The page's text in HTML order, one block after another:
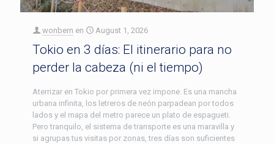
wonbern en August 1, 2026
Tokio en 3 días: El itinerario para no
perder la cabeza (ni el tiempo)
Aterrizar en Tokio por primera vez impone. Es una mancha
urbana infinita, los letreros de neón parpadean por todos
lados y el mapa del metro parece un plato de espagueti.
Pero tranquilo, el sistema de transporte es una maravilla y
si agrupas tus visitas por zonas, tres días son suficientes